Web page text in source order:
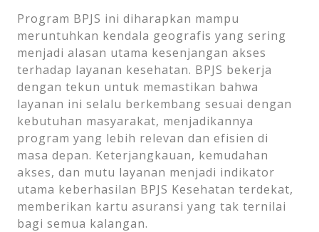
Program BPJS ini diharapkan mampu
meruntuhkan kendala geografis yang sering
menjadi alasan utama kesenjangan akses
terhadap layanan kesehatan. BPJS bekerja
dengan tekun untuk memastikan bahwa
layanan ini selalu berkembang sesuai dengan
kebutuhan masyarakat, menjadikannya
program yang lebih relevan dan efisien di
masa depan. Keterjangkauan, kemudahan
akses, dan mutu layanan menjadi indikator
utama keberhasilan BPJS Kesehatan terdekat,
memberikan kartu asuransi yang tak ternilai
bagi semua kalangan.